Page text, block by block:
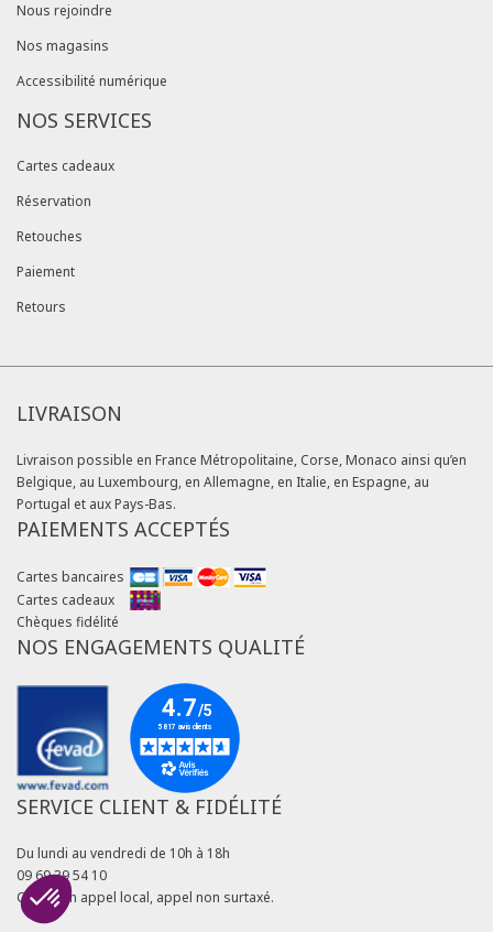
Nous rejoindre
Nos magasins
Accessibilité numérique
NOS SERVICES
Cartes cadeaux
Réservation
Retouches
Paiement
Retours
LIVRAISON
Livraison possible en France Métropolitaine, Corse, Monaco ainsi qu’en
Belgique, au Luxembourg, en Allemagne, en Italie, en Espagne, au
Portugal et aux Pays-Bas.
PAIEMENTS ACCEPTÉS
Cartes bancaires
Cartes cadeaux
Chèques fidélité
NOS ENGAGEMENTS QUALITÉ
SERVICE CLIENT & FIDÉLITÉ
Du lundi au vendredi de 10h à 18h
09 69 39 54 10
Coût d'un appel local, appel non surtaxé.